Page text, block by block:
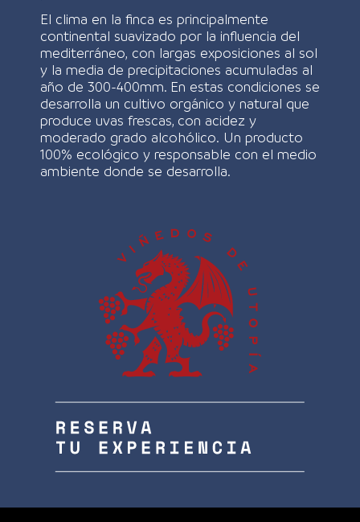
El clima en la finca es principalmente
continental suavizado por la influencia del
mediterráneo, con largas exposiciones al sol
y la media de precipitaciones acumuladas al
año de 300-400mm. En estas condiciones se
desarrolla un cultivo orgánico y natural que
produce uvas frescas, con acidez y
moderado grado alcohólico. Un producto
100% ecológico y responsable con el medio
ambiente donde se desarrolla.